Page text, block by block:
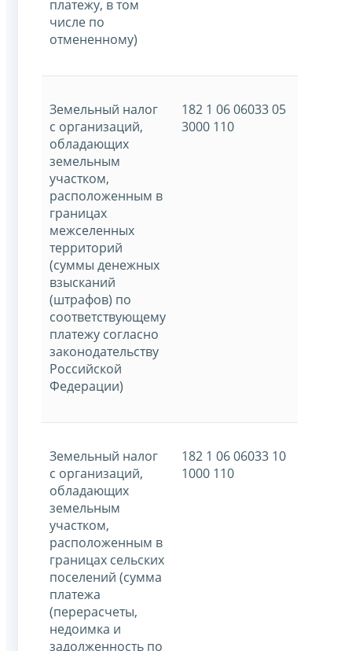
платежу, в том
числе по
отмененному)
Земельный налог
с организаций,
обладающих
земельным
участком,
расположенным в
границах
межселенных
территорий
(суммы денежных
взысканий
(штрафов) по
соответствующему
платежу согласно
законодательству
Российской
Федерации)
182 1 06 06033 05
3000 110
Земельный налог
с организаций,
обладающих
земельным
участком,
расположенным в
границах сельских
поселений (сумма
платежа
(перерасчеты,
недоимка и
задолженность по
182 1 06 06033 10
1000 110